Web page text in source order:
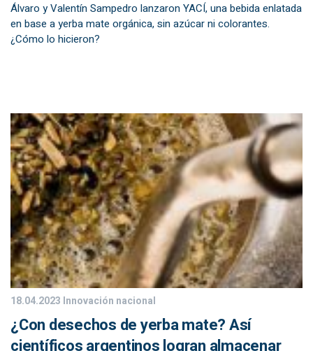
Álvaro y Valentín Sampedro lanzaron YACÍ, una bebida enlatada
en base a yerba mate orgánica, sin azúcar ni colorantes.
¿Cómo lo hicieron?
18.04.2023 Innovación nacional
¿Con desechos de yerba mate? Así
científicos argentinos logran almacenar